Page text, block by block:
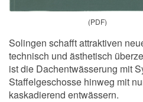
(PDF)
Solingen schafft attraktiven
technisch und ästhetisch
ist die Dachentwässerung mit
Staffelgeschosse hinweg mit
kaskadierend entwässern.